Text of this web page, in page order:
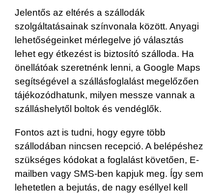
Jelentős az eltérés a szállodák
szolgáltatásainak színvonala között. Anyagi
lehetőségeinket mérlegelve jó választás
lehet egy étkezést is biztosító szálloda. Ha
önellátóak szeretnénk lenni, a Google Maps
segítségével a szállásfoglalást megelőzően
tájékozódhatunk, milyen messze vannak a
szálláshelytől boltok és vendéglők.
Fontos azt is tudni, hogy egyre több
szállodában nincsen recepció. A belépéshez
szükséges kódokat a foglalást követően, E-
mailben vagy SMS-ben kapjuk meg. Így sem
lehetetlen a bejutás, de nagy eséllyel kell